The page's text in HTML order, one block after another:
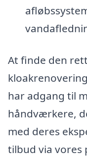
At finde den
har adgang til
håndværkere,
med deres
tilbud via vores